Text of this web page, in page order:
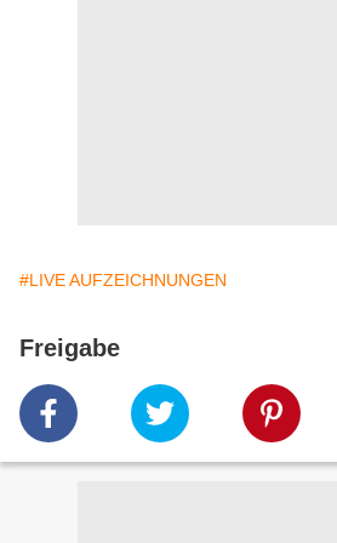
#LIVE AUFZEICHNUNGEN
Freigabe